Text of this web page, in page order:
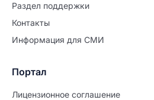
Раздел поддержки
Контакты
Информация для СМИ
Портал
Лицензионное соглашение